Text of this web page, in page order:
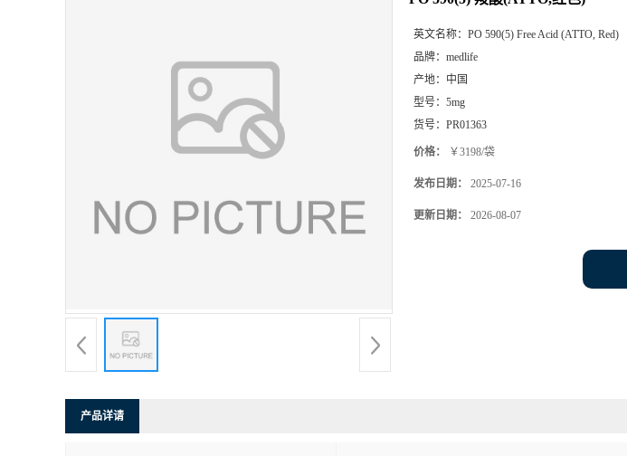
英文名称： PO 590(5) Free Acid (ATTO, Red)
品牌： medlife
产地： 中国
型号： 5mg
货号： PR01363
价格： ￥3198/袋
发布日期： 2025-07-16
更新日期： 2026-08-07
产品详请